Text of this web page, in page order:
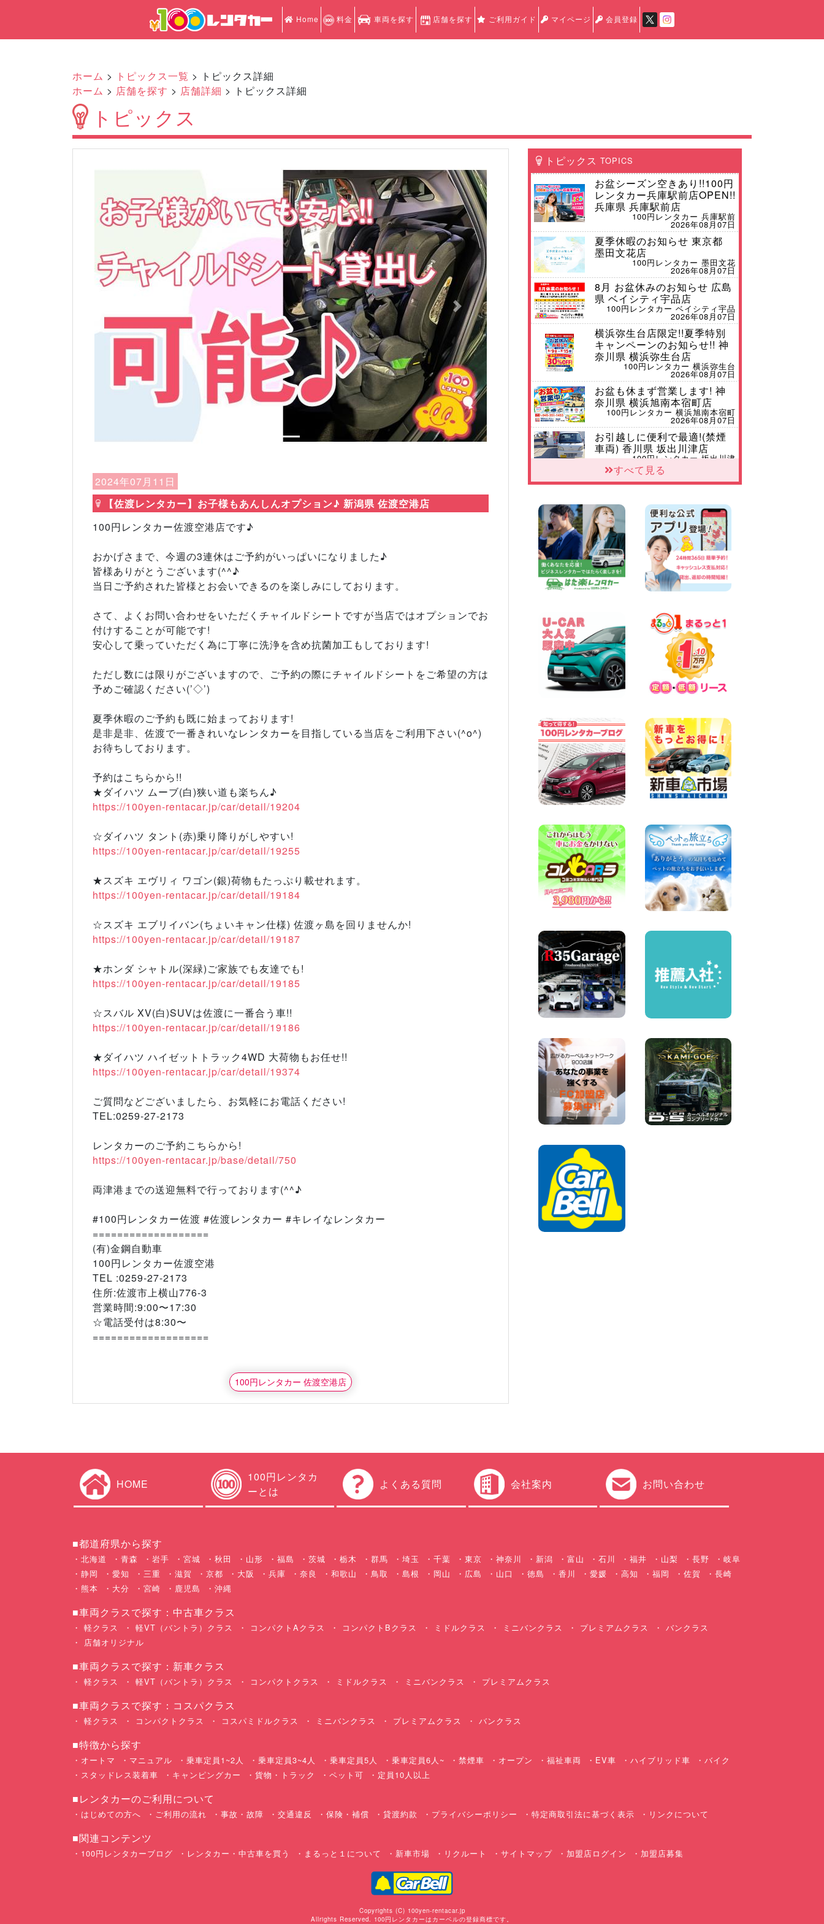
Home 料金 車両を探す 店舗を探す ご利用ガイド マイページ 会員登録
ホーム > トピックス一覧 > トピックス詳細
ホーム > 店舗を探す > 店舗詳細 > トピックス詳細
トピックス
Next
2024年07月11日
【佐渡レンタカー】お子様もあんしんオプション♪ 新潟県 佐渡空港店
100円レンタカー佐渡空港店です♪
おかげさまで、今週の3連休はご予約がいっぱいになりました♪
皆様ありがとうございます(^^♪
当日ご予約された皆様とお会いできるのを楽しみにしております。
さて、よくお問い合わせをいただくチャイルドシートですが当店ではオプションでお
付けすることが可能です!
安心して乗っていただく為に丁寧に洗浄を含め抗菌加工もしております!
ただし数には限りがございますので、ご予約の際にチャイルドシートをご希望の方は
予めご確認ください(’◇’)ゞ
夏季休暇のご予約も既に始まっております!
是非是非、佐渡で一番きれいなレンタカーを目指している当店をご利用下さい(^o^)
お待ちしております。
予約はこちらから!!
★ダイハツ ムーブ(白)狭い道も楽ちん♪
https://100yen-rentacar.jp/car/detail/19204
☆ダイハツ タント(赤)乗り降りがしやすい!
https://100yen-rentacar.jp/car/detail/19255
★スズキ エヴリィ ワゴン(銀)荷物もたっぷり載せれます。
https://100yen-rentacar.jp/car/detail/19184
☆スズキ エブリイバン(ちょいキャン仕様) 佐渡ヶ島を回りませんか!
https://100yen-rentacar.jp/car/detail/19187
★ホンダ シャトル(深緑)ご家族でも友達でも!
https://100yen-rentacar.jp/car/detail/19185
☆スバル XV(白)SUVは佐渡に一番合う車!!
https://100yen-rentacar.jp/car/detail/19186
★ダイハツ ハイゼットトラック4WD 大荷物もお任せ!!
https://100yen-rentacar.jp/car/detail/19374
ご質問などございましたら、お気軽にお電話ください!
TEL:0259-27-2173
レンタカーのご予約こちらから!
https://100yen-rentacar.jp/base/detail/750
両津港までの送迎無料で行っております(^^♪
#100円レンタカー佐渡 #佐渡レンタカー #キレイなレンタカー
===================
(有)金鋼自動車
100円レンタカー佐渡空港
TEL :0259-27-2173
住所:佐渡市上横山776-3
営業時間:9:00〜17:30
☆電話受付は8:30〜
===================
100円レンタカー 佐渡空港店
トピックス TOPICS
お盆シーズン空きあり!!100円
レンタカー兵庫駅前店OPEN!!
兵庫県 兵庫駅前店
100円レンタカー 兵庫駅前
2026年08月07日
夏季休暇のお知らせ 東京都
墨田文花店
100円レンタカー 墨田文花
2026年08月07日
8月 お盆休みのお知らせ 広島
県 ベイシティ宇品店
100円レンタカー ベイシティ宇品
2026年08月07日
横浜弥生台店限定!!夏季特別
キャンペーンのお知らせ!! 神
奈川県 横浜弥生台店
100円レンタカー 横浜弥生台
2026年08月07日
お盆も休まず営業します! 神
奈川県 横浜旭南本宿町店
100円レンタカー 横浜旭南本宿町
2026年08月07日
お引越しに便利で最適!(禁煙
車両) 香川県 坂出川津店
100円レンタカー 坂出川津
【カーシェアのレンタカーが
務原那加店
100円レンタカー 各務原那加
2026年08月06日
空き有ります!!コンパクト
SUV 軽 ミニバン 軽トラ 車種
多数!!関東圏必見♪ 東京都 町
田根岸店
100円レンタカー 町田根岸
2026年08月06日
スズキ ワゴンRスマイル 納車
☆ 三重県 四日市インター店
100円レンタカー 四日市インター
2026年08月06日
三河安城店 8月限定!平日限定
レンタカーお得キャンペーン
実施中です♪ 愛知県 三河安城
店
体調崩してませんか?? 兵庫県
加古川店
100円レンタカー 加古川
2026年08月06日
【佐渡の夏はレンタカーで自
由に!】 新潟県 両津店
100円レンタカー 両津
2026年08月06日
業中! 新潟県 佐渡空港店
100円レンタカー 佐渡空港
2026年08月06日
今週末空きあります☆ 大阪府
寝屋川太間東町店
100円レンタカー 寝屋川太間東町
2026年08月06日
☆ お盆特別乗り放題プラン
100円レンタカー 杉戸
2026年08月06日
ハイエースワゴンGL!!クルー
ズコントロールが付いてい
る〜!! 福島県 福島笹木野店
100円レンタカー 福島笹木野
※※超格安日額5,800円※※荷物
カー!! 出雲ドーム前店 島根県
出雲ドーム前店
100円レンタカー 出雲ドーム前
2026年08月05日
人気のスペイドワゴン ライト
ブルーで登場です! 東京都 羽
田空港店
100円レンタカー 羽田空港
2026年08月04日
軽に 埼玉県 西武秩父駅前店
圧倒的な存在感!【トヨタ・メ
ガクルーザー】を体感できる
チャンスです! 千葉県 千葉北
店
すべて見る
HOME
100円レンタカ
ーとは
よくある質問 会社案内 お問い合わせ
■都道府県から探す
北海道 青森 岩手 宮城 秋田 山形 福島 茨城 栃木 群馬 埼玉 千葉 東京 神奈川 新潟 富山 石川 福井 山梨 長野
岐阜
静岡
愛知 三重 滋賀 京都 大阪 兵庫 奈良 和歌山 鳥取 島根 岡山 広島 山口 徳島 香川 愛媛 高知 福岡 佐賀
長崎
熊本
大分 宮崎 鹿児島 沖縄
■車両クラスで探す：中古車クラス
軽クラス 軽VT（バントラ）クラス コンパクトAクラス コンパクトBクラス ミドルクラス ミニバンクラス プレミアムクラス
バンクラス
店舗オリジナル
■車両クラスで探す：新車クラス
軽クラス 軽VT（バントラ）クラス コンパクトクラス ミドルクラス ミニバンクラス プレミアムクラス
■車両クラスで探す：コスパクラス
軽クラス コンパクトクラス コスパミドルクラス ミニバンクラス プレミアムクラス バンクラス
■特徴から探す
オートマ マニュアル 乗車定員1~2人 乗車定員3~4人 乗車定員5人 乗車定員6人~ 禁煙車 オープン 福祉車両 EV車 ハイブリッド車
バイク
スタッドレス装着車
キャンピングカー 貨物・トラック ペット可 定員10人以上
■レンタカーのご利用について
はじめての方へ ご利用の流れ 事故・故障 交通違反 保険・補償 貸渡約款 プライバシーポリシー 特定商取引法に基づく表示 リンクについて
■関連コンテンツ
100円レンタカーブログ レンタカー・中古車を買う まるっと１について 新車市場 リクルート サイトマップ 加盟店ログイン 加盟店募集
Copyrights (C) 100yen-rentacar.jp
Allrights Reserved. 100円レンタカーはカーベルの登録商標です。